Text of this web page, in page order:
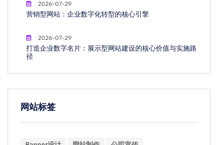
2026-07-29
营销型网站：企业数字化转型的核心引擎
2026-07-29
打造企业数字名片：展示型网站建设的核心价值与实施路
径
网站标签